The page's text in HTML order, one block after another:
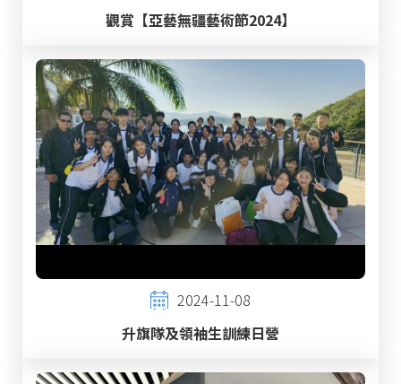
觀賞【亞藝無疆藝術節2024】
2024-11-08
升旗隊及領袖生訓練日營